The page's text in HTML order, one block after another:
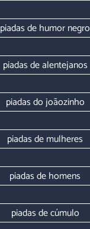
piadas de humor negro
piadas de alentejanos
piadas do joãozinho
piadas de mulheres
piadas de homens
piadas de cúmulo